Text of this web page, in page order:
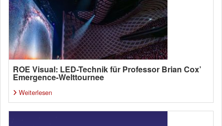
ROE Visual: LED-Technik für Professor Brian Cox’
Emergence-Welttournee
Weiterlesen